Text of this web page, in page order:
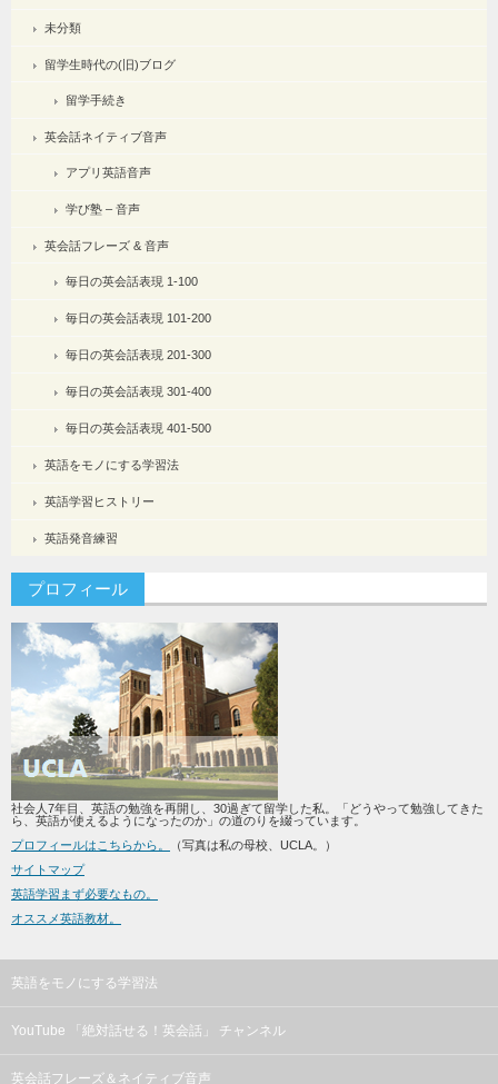
未分類
留学生時代の(旧)ブログ
留学手続き
英会話ネイティブ音声
アプリ英語音声
学び塾 – 音声
英会話フレーズ & 音声
毎日の英会話表現 1-100
毎日の英会話表現 101-200
毎日の英会話表現 201-300
毎日の英会話表現 301-400
毎日の英会話表現 401-500
英語をモノにする学習法
英語学習ヒストリー
英語発音練習
プロフィール
社会人7年目、英語の勉強を再開し、30過ぎて留学した私。「どうやって勉強してきた
ら、英語が使えるようになったのか」の道のりを綴っています。
プロフィールはこちらから。
（写真は私の母校、UCLA。）
サイトマップ
英語学習まず必要なもの。
オススメ英語教材。
英語をモノにする学習法
YouTube 「絶対話せる！英会話」 チャンネル
英会話フレーズ＆ネイティブ音声